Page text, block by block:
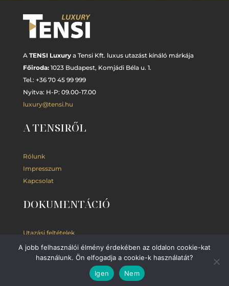
A TENSI Luxurya Tensi Kft. luxus utazást kínáló márkája
Főiroda: 1023 Budapest, Komjádi Béla u. 1.
Tel.: +36 70 45 99 999
Nyitva: H-P: 09.00-17.00
luxury@tensi.hu
A TENSIRŐL
Rólunk
Impresszum
Kapcsolat
DOKUMENTÁCIÓ
Utazási feltételek
Adatkezelésitájékoztató
Kedvezmények
A jobb felhasználói élmény érdekében az oldalon cookie-kat
használunk. Ön elfogadja a cookie-k használatát?
Igen
Nem